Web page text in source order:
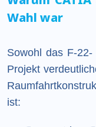
Wahl war
Sowohl das F-
Projekt
ist: